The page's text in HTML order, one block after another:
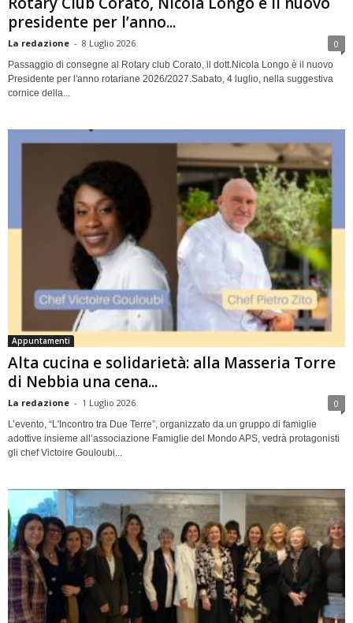
presidente per l’anno...
La redazione - 8 Luglio 2026 0
Passaggio di consegne al Rotary club Corato, il dott.Nicola Longo è il nuovo
Presidente per l'anno rotariane 2026/2027.Sabato, 4 luglio, nella suggestiva
cornice della...
Appuntamenti
Alta cucina e solidarietà: alla Masseria Torre
di Nebbia una cena...
La redazione - 1 Luglio 2026 0
L’evento, “L'Incontro tra Due Terre”, organizzato da un gruppo di famiglie
adottive insieme all’associazione Famiglie del Mondo APS, vedrà protagonisti
gli chef Victoire Gouloubi...